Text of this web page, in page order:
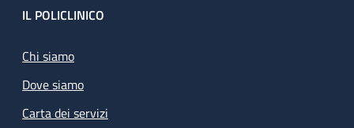
Footer
IL POLICLINICO
Chi siamo
Dove siamo
Carta dei servizi